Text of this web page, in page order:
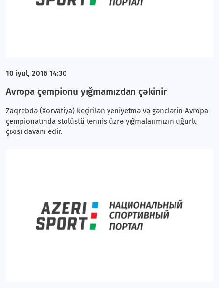
10 iyul, 2016 14:30
Avropa çempionu yığmamızdan çəkinir
Zaqrebdə (Xorvatiya) keçirilən yeniyetmə və gənclərin Avropa
çempionatında stolüstü tennis üzrə yığmalarımızın uğurlu
çıxışı davam edir.